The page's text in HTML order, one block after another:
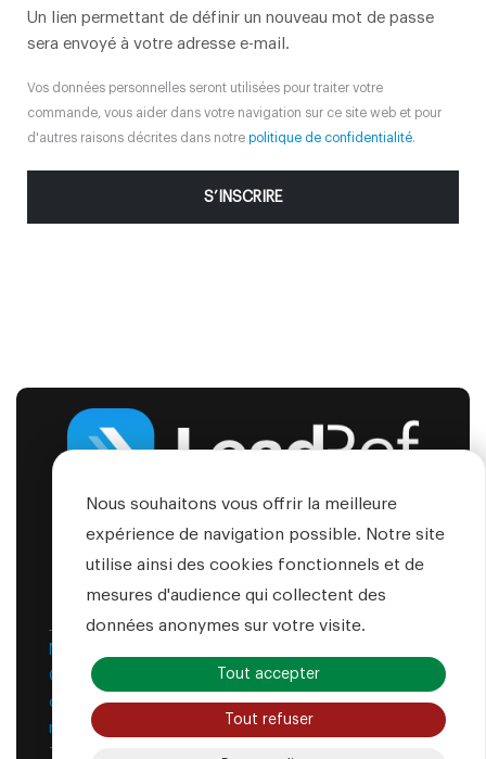
Un lien permettant de définir un nouveau mot de passe
sera envoyé à votre adresse e-mail.
Vos données personnelles seront utilisées pour traiter votre
commande, vous aider dans votre navigation sur ce site web et pour
d'autres raisons décrites dans notre politique de confidentialité.
S’INSCRIRE
Accueil La solution Tarifs & abonnements
Contactez-nous
Mentions légales
Conditions générales d'utilisation-Politique de
confidentialité-Modalités du tirage au sort et
règlement officiel
Tous droits réservés © LeadRef 2026
Nous souhaitons vous offrir la meilleure
expérience de navigation possible. Notre site
utilise ainsi des cookies fonctionnels et de
mesures d'audience qui collectent des
données anonymes sur votre visite.
Tout accepter
Tout refuser